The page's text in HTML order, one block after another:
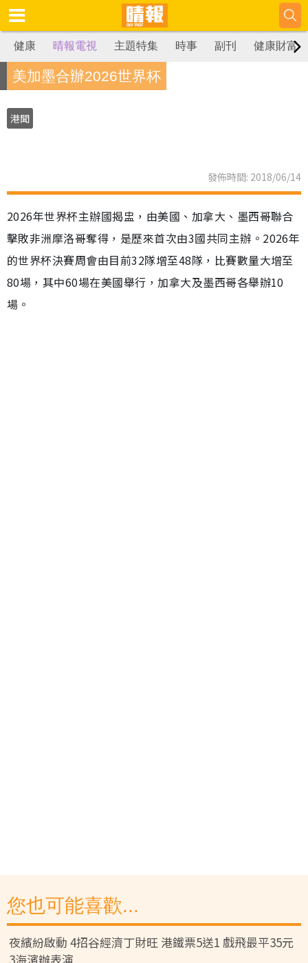
健康 晴報電視 主題特集 時事 副刊 健康財富
美加墨合辦2026世界杯
港聞
發佈時間: 2018/06/14
2026年世界杯主辦國揭盅，由美國、加拿大、墨西哥聯合
擊敗非洲摩洛哥奪得，是歷來首次由3國共同主辦。2026年
的世界杯決賽周會由目前32隊增至48隊，比賽數量大增至
80場，其中60場在美國舉行，加拿大及墨西哥各舉辦10
場。
您也可能喜歡...
夜繽紛啟動 4招谷經濟丁財旺 港鐵票5送1 戲飛最平35元
3海濱辦表演